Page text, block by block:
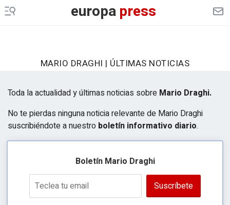
europapress
MARIO DRAGHI | ÚLTIMAS NOTICIAS
Toda la actualidad y últimas noticias sobre Mario Draghi.
No te pierdas ninguna noticia relevante de Mario Draghi
suscribiéndote a nuestro boletín informativo diario.
Boletín Mario Draghi
Suscríbete